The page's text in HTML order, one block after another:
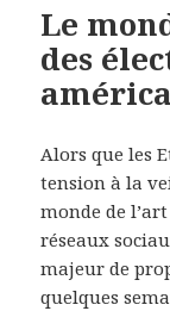
Le
des
Alors que les
tension à la
monde de
réseaux
majeur de
quelques